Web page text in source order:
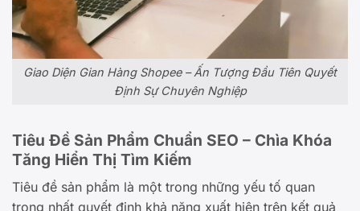
Giao Diện Gian Hàng Shopee – Ấn Tượng Đầu Tiên Quyết
Định Sự Chuyên Nghiệp
Tiêu Đề Sản Phẩm Chuẩn SEO – Chìa Khóa
Tăng Hiển Thị Tìm Kiếm
Tiêu đề sản phẩm là một trong những yếu tố quan
trọng nhất quyết định khả năng xuất hiện trên kết quả